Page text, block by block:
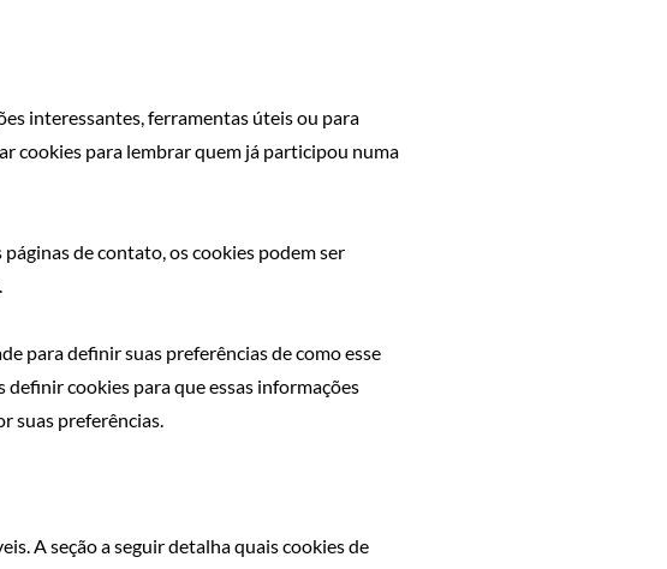
interessantes, ferramentas úteis ou para
cookies para lembrar quem já participou numa
de contato, os cookies podem ser
para definir suas preferências de como esse
definir cookies para que essas informações
suas preferências.
A seção a seguir detalha quais cookies de